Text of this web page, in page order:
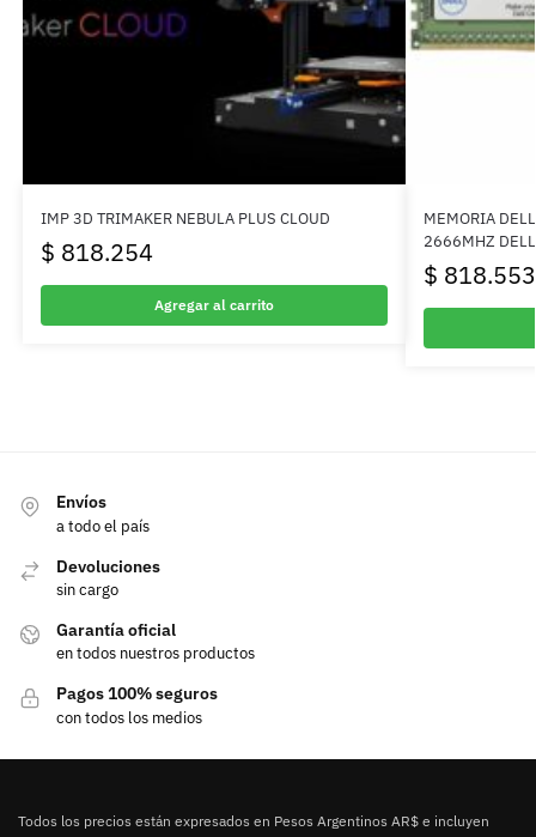
IMP 3D TRIMAKER NEBULA PLUS CLOUD
$ 818.254
Agregar al carrito
MEMORIA
2666MHZ DELL
$ 818.553
Envíos
a todo el país
Devoluciones
sin cargo
Garantía oficial
en todos nuestros productos
Pagos 100% seguros
con todos los medios
Todos los precios están expresados en Pesos Argentinos AR$ e incluyen